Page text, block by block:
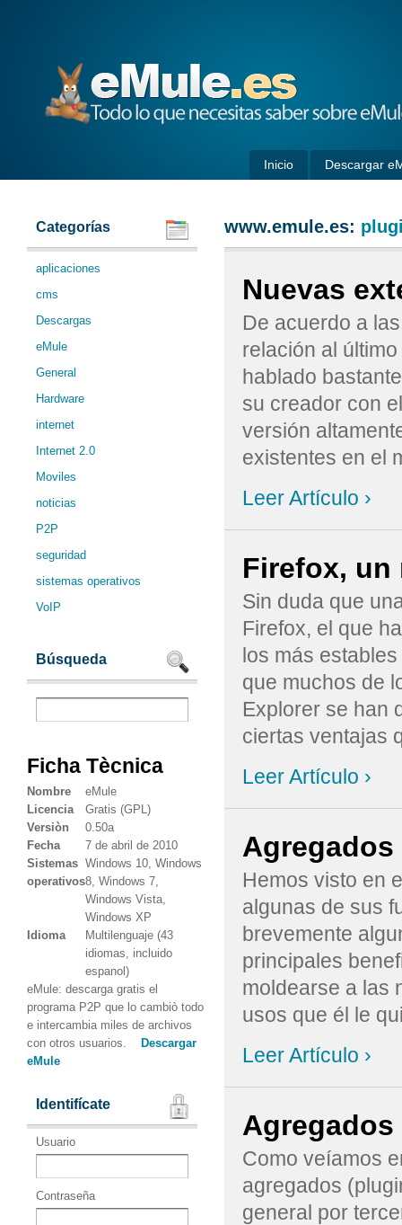
Inicio Descargar
Categorías
aplicaciones
cms
Descargas
eMule
General
Hardware
internet
Internet 2.0
Moviles
noticias
P2P
seguridad
sistemas operativos
VoIP
Búsqueda
Ficha Tècnica
Nombre
eMule
Licencia
Gratis (GPL)
Versiòn
0.50a
Fecha
7 de abril de 2010
Sistemas
operativos
Windows 10, Windows
8, Windows 7,
Windows Vista,
Windows XP
Idioma
Multilenguaje (43
idiomas, incluido
espanol)
eMule: descarga gratis el
programa P2P que lo cambiò todo
e intercambia miles de archivos
con otros usuarios.
Descargar
eMule
Identifícate
Usuario
Contraseña
www.emule.es:
Nuevas
De acuerdo a
relación al
hablado
su creador con
versión
existentes en el
Leer Artículo ›
Firefox, un
Sin duda que
Firefox, el que
los más
que muchos de
Explorer se han
ciertas ventajas
Leer Artículo ›
Agregados
Hemos visto en
algunas de sus
brevemente
principales
moldearse a las
usos que él le
Leer Artículo ›
Como veíamos
agregados
general por